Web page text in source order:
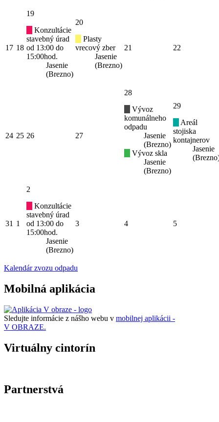
17 18
19
Konzultácie
stavebný úrad
od 13:00 do
15:00hod.
Jasenie
(Brezno)
20
Plasty
vrecový zber
Jasenie
(Brezno)
21 22
24 25 26 27
28
Vývoz
komunálneho
odpadu
Jasenie
(Brezno)
Vývoz skla
Jasenie
(Brezno)
29
Areál
stojiska
kontajnerov
Jasenie
31 1
2
Konzultácie
stavebný úrad
od 13:00 do
15:00hod.
Jasenie
(Brezno)
3 4 5
Kalendár zvozu odpadu
Mobilná aplikácia
Sledujte informácie z nášho webu v mobilnej aplikácii -
V OBRAZE.
Virtuálny cintorín
Partnerstvá